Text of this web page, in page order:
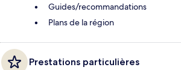
Guides/recommandations
Plans de la région
Prestations particulières